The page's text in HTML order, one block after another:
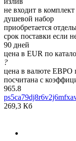
не входит в комплект
душевой набор
приобретается
срок поставки если
90 дней
цена в EUR по
?
цена в валюте ЕВРО
посчитана с
965.8
269,3 Кб